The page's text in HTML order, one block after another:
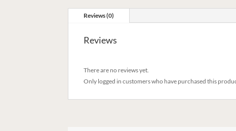
Reviews (0)
Reviews
There are no reviews yet.
Only logged in customers who have purchased this